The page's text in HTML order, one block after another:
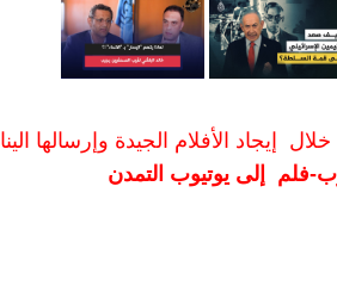
إيجاد الأفلام الجيدة وإرسالها الينا
فلم إلى يوتيوب التمدن